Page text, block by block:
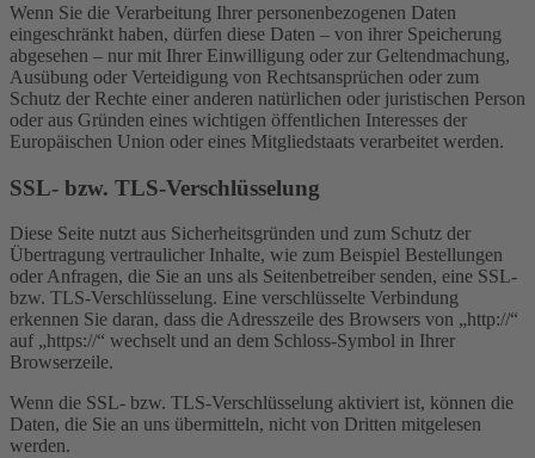
Wenn Sie die Verarbeitung Ihrer personenbezogenen Daten
eingeschränkt haben, dürfen diese Daten – von ihrer Speicherung
abgesehen – nur mit Ihrer Einwilligung oder zur Geltendmachung,
Ausübung oder Verteidigung von Rechtsansprüchen oder zum
Schutz der Rechte einer anderen natürlichen oder juristischen Person
oder aus Gründen eines wichtigen öffentlichen Interesses der
Europäischen Union oder eines Mitgliedstaats verarbeitet werden.
SSL- bzw. TLS-Verschlüsselung
Diese Seite nutzt aus Sicherheitsgründen und zum Schutz der
Übertragung vertraulicher Inhalte, wie zum Beispiel Bestellungen
oder Anfragen, die Sie an uns als Seitenbetreiber senden, eine SSL-
bzw. TLS-Verschlüsselung. Eine verschlüsselte Verbindung
erkennen Sie daran, dass die Adresszeile des Browsers von „http://“
auf „https://“ wechselt und an dem Schloss-Symbol in Ihrer
Browserzeile.
Wenn die SSL- bzw. TLS-Verschlüsselung aktiviert ist, können die
Daten, die Sie an uns übermitteln, nicht von Dritten mitgelesen
werden.